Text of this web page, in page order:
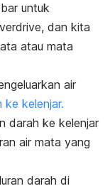
untuk
, dan kita
atau mata
air
kelenjar.
darah ke kelenjar
air mata yang
darah di